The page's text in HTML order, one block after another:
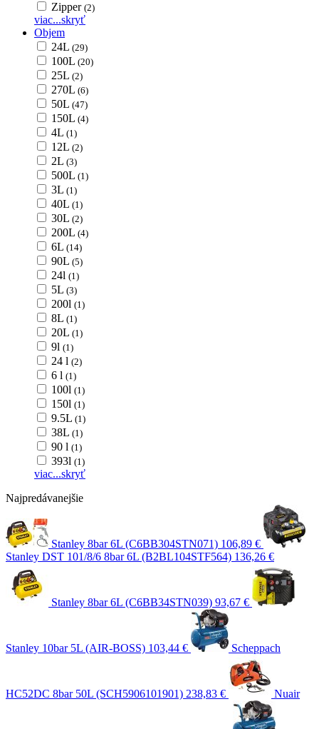
Zipper (2)
viac...skryť
Objem
24L (29)
100L (20)
25L (2)
270L (6)
50L (47)
150L (4)
4L (1)
12L (2)
2L (3)
500L (1)
3L (1)
40L (1)
30L (2)
200L (4)
6L (14)
90L (5)
24l (1)
5L (3)
200l (1)
8L (1)
20L (1)
9l (1)
24 l (2)
6 l (1)
100l (1)
150l (1)
9.5L (1)
38L (1)
90 l (1)
393l (1)
viac...skryť
Najpredávanejšie
Stanley 8bar 6L (C6BB304STN071) 106,89 €
Stanley DST 101/8/6 8bar 6L (B2BL104STF564) 136,26 €
Stanley 8bar 6L (C6BB34STN039) 93,67 €
Stanley 10bar 5L (AIR-BOSS) 103,44 € Scheppach
HC52DC 8bar 50L (SCH5906101901) 238,83 € Nuair